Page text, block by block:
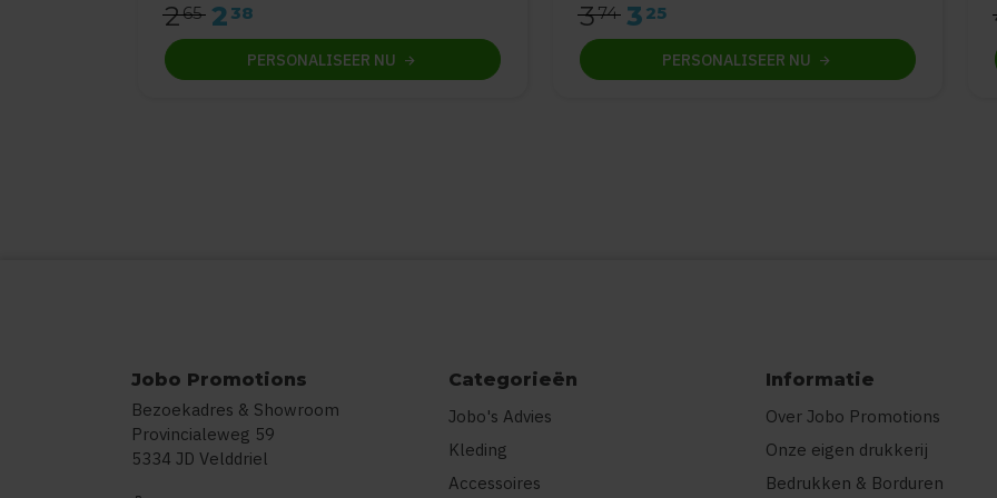
265 2 38
PERSONALISEER NU
374 3 25
PERSONALISEER NU
Jobo Promotions
Bezoekadres & Showroom
Provincialeweg 59
5334 JD Velddriel
Categorieën
Jobo's Advies
Kleding
Accessoires
Informatie
Over Jobo Promotions
Onze eigen drukkerij
Bedrukken & Borduren